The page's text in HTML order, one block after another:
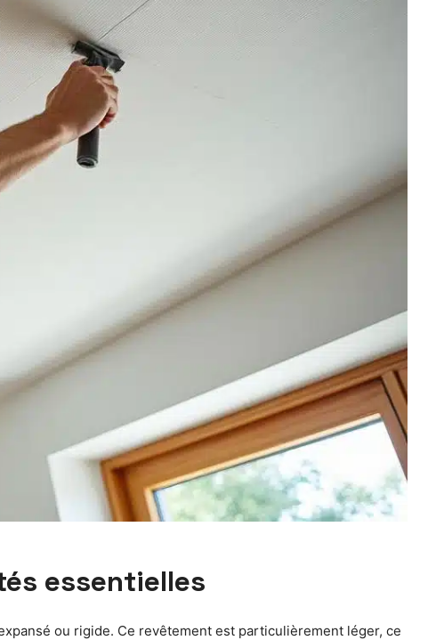
essentielles
ou rigide. Ce revêtement est particulièrement léger, ce